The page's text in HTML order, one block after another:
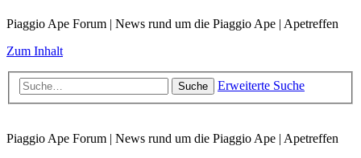
Piaggio Ape Forum | News rund um die Piaggio Ape | Apetreffen
Zum Inhalt
Suche Erweiterte Suche
Piaggio Ape Forum | News rund um die Piaggio Ape | Apetreffen